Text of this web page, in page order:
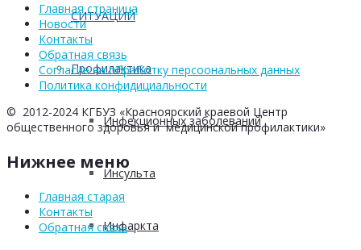
СИТУАЦИЙ
Профилактика
Инфекционных заболеваний
Инсульта
Инфаркта
Главная страница
Новости
Контакты
Обратная связь
Согласие на обработку персоональных данных
Политика конфидициальности
© 2012-2024 КГБУЗ «Красноярский краевой Центр
общественного здоровья и медицинской профилактики»
Нижнее меню
Главная старая
Контакты
Обратная связь